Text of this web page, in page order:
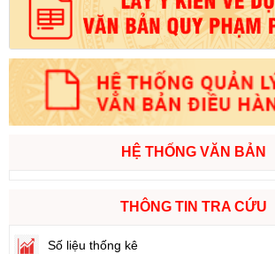
HỆ THỐNG VĂN BẢN
THÔNG TIN TRA CỨU
Số liệu thống kê